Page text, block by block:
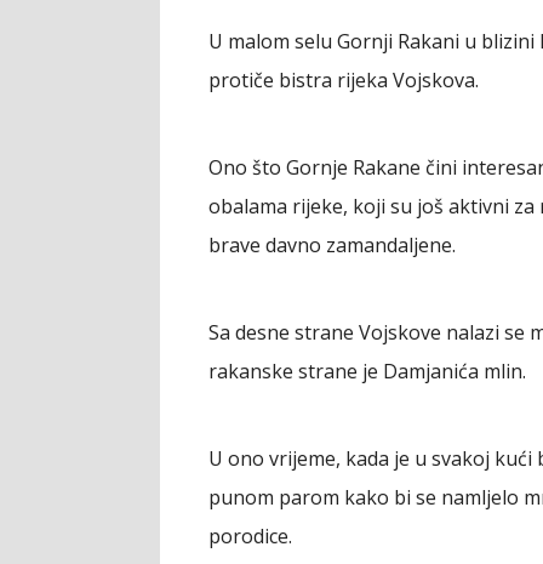
U malom selu Gornji Rakani u
protiče bistra rijeka Vojskova.
Ono što Gornje Rakane čini
obalama rijeke, koji su još aktivni
brave davno zamandaljene.
Sa desne strane Vojskove nalazi se
rakanske strane je Damjanića mlin.
U ono vrijeme, kada je u svakoj
punom parom kako bi se namljelo
porodice.